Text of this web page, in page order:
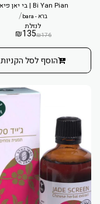
Bi Yan Pian | בי יאן פיאן
ברא - bara /
לנזלת
₪176
₪135
הוסף לסל הקניות